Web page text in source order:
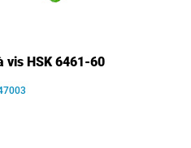
vis HSK 6461-60